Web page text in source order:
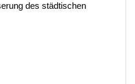
des städtischen